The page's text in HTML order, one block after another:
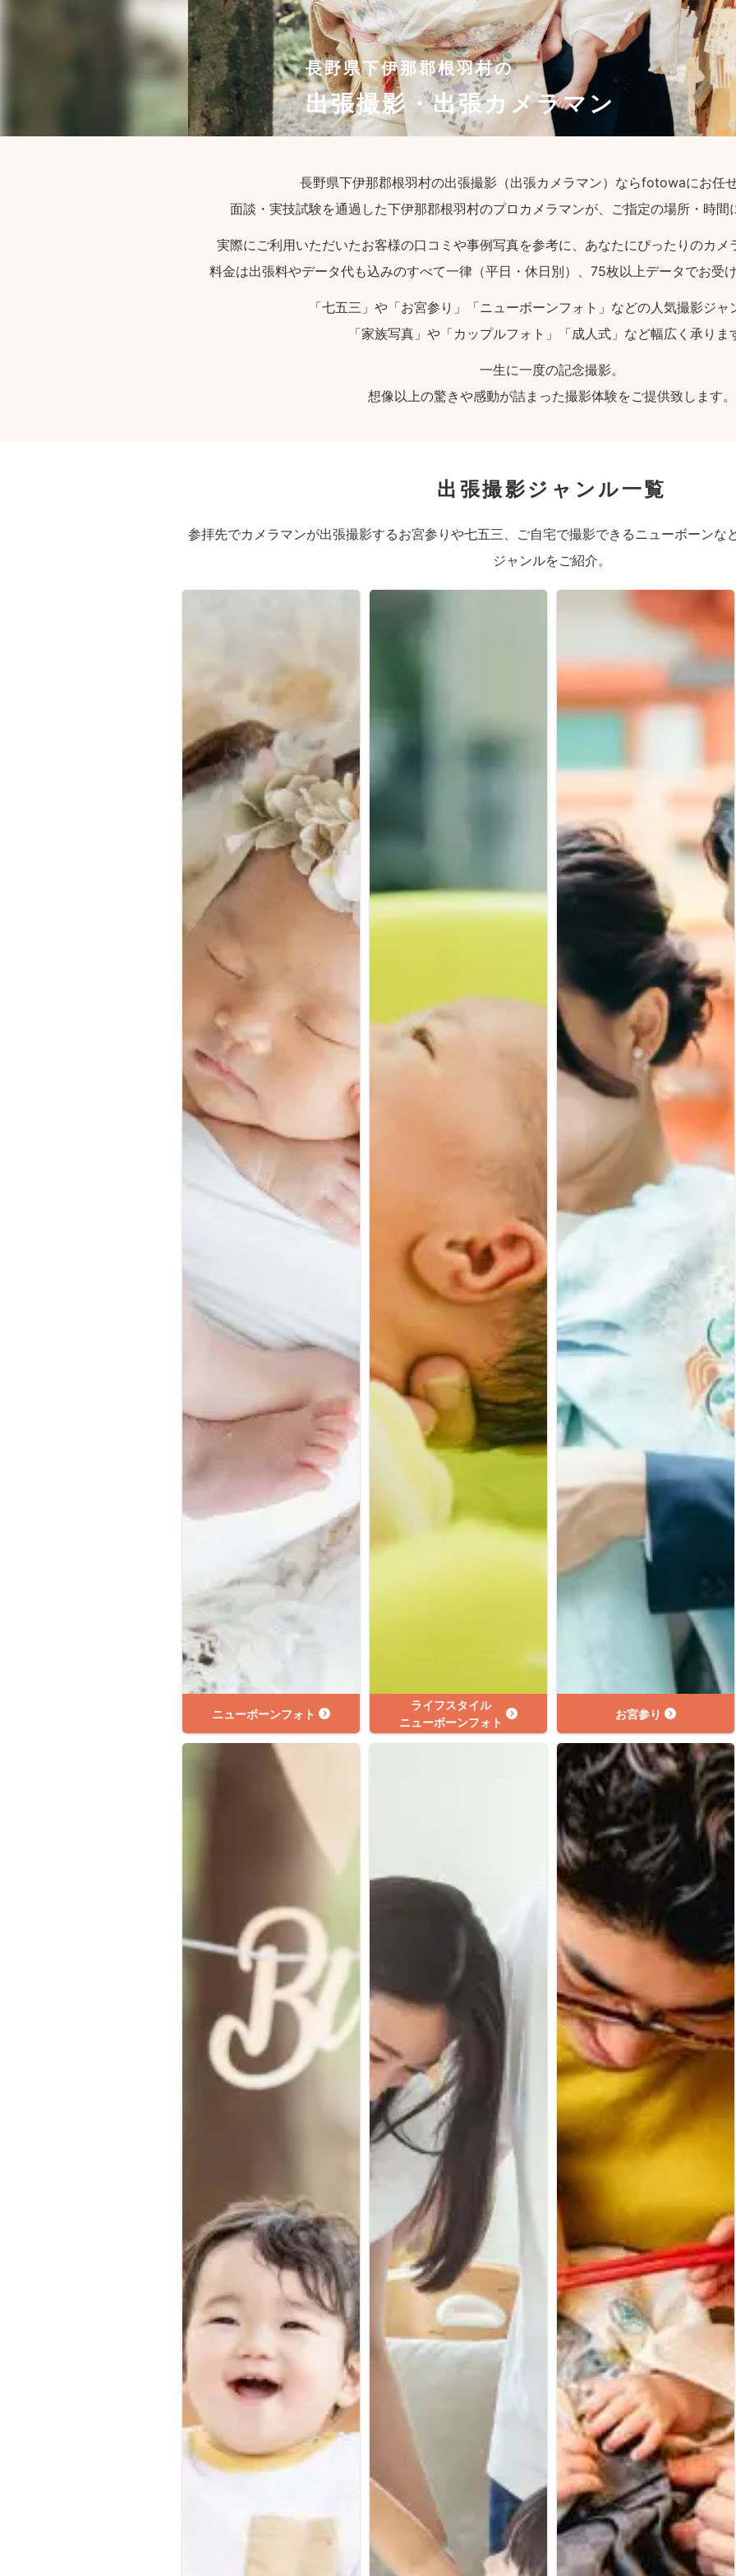
長野県下伊那郡根羽村の
出張撮影・出張カメラマン
長野県下伊那郡根羽村の出張撮影（出張カメラマン）ならfotowaにお任
面談・実技試験を通過した下伊那郡根羽村のプロカメラマンが、ご指定の場所・時間
実際にご利用いただいたお客様の口コミや事例写真を参考に、あなたにぴったりのカメ
料金は出張料やデータ代も込みのすべて一律（平日・休日別）、75枚以上データでお受
「七五三」や「お宮参り」「ニューボーンフォト」などの人気撮影ジャ
「家族写真」や「カップルフォト」「成人式」など幅広く承りま
一生に一度の記念撮影。
想像以上の驚きや感動が詰まった撮影体験をご提供致します。
出張撮影ジャンル一覧
参拝先でカメラマンが出張撮影するお宮参りや七五三、ご自宅で撮影できるニューボーン
ジャンルをご紹介。
ニューボーンフォト
ライフスタイル
ニューボーンフォト
お宮参り